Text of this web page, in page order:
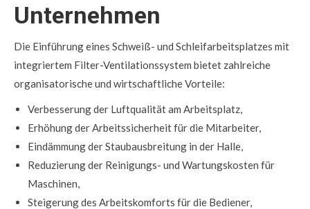
Unternehmen
Die Einführung eines Schweiß- und Schleifarbeitsplatzes mit
integriertem Filter-Ventilationssystem bietet zahlreiche
organisatorische und wirtschaftliche Vorteile:
Verbesserung der Luftqualität am Arbeitsplatz,
Erhöhung der Arbeitssicherheit für die Mitarbeiter,
Eindämmung der Staubausbreitung in der Halle,
Reduzierung der Reinigungs- und Wartungskosten für
Maschinen,
Steigerung des Arbeitskomforts für die Bediener,